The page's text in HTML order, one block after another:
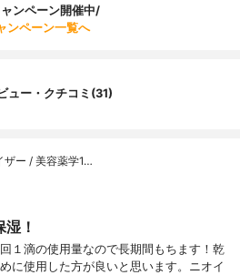
ンペーン開催中/
ンペーン一覧へ
ュー・クチコミ(31)
ザー / 美容薬学1…
！
１滴の使用量なので長期間もちます！乾
に使用した方が良いと思います。ニオイ